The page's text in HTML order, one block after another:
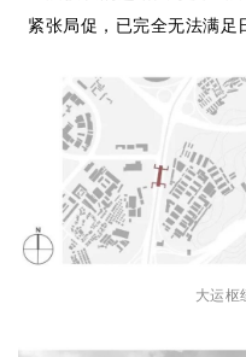
企业招聘
企业会员
关于投稿
广告投放
关于我们
联系我们
紧张局促，已完全无法满足
大运枢